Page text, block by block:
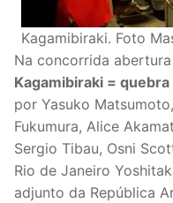
Kagamibiraki. Foto
Na concorrida
Kagamibiraki =
por Yasuko
Fukumura, Alice
Sergio Tibau, Osni
Rio de Janeiro
adjunto da República